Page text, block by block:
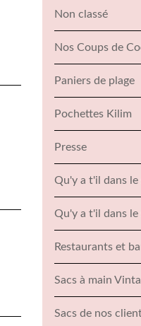
Non classé
Nos Coups de
Paniers de plage
Pochettes Kilim
Presse
Qu'y a t'il dans le
Qu'y a t'il dans le
Restaurants et
Sacs à main
Sacs de nos